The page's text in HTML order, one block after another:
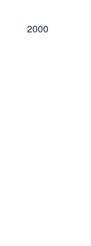
2000
2000